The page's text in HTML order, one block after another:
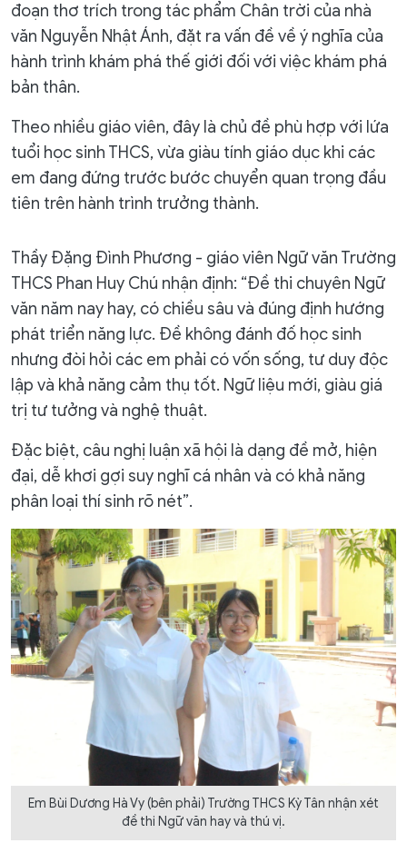
đoạn thơ trích trong tác phẩm Chân trời của nhà
văn Nguyễn Nhật Ánh, đặt ra vấn đề về ý nghĩa của
hành trình khám phá thế giới đối với việc khám phá
bản thân.
Theo nhiều giáo viên, đây là chủ đề phù hợp với lứa
tuổi học sinh THCS, vừa giàu tính giáo dục khi các
em đang đứng trước bước chuyển quan trọng đầu
tiên trên hành trình trưởng thành.
Thầy Đặng Đình Phương - giáo viên Ngữ văn Trường
THCS Phan Huy Chú nhận định: “Đề thi chuyên Ngữ
văn năm nay hay, có chiều sâu và đúng định hướng
phát triển năng lực. Đề không đánh đố học sinh
nhưng đòi hỏi các em phải có vốn sống, tư duy độc
lập và khả năng cảm thụ tốt. Ngữ liệu mới, giàu giá
trị tư tưởng và nghệ thuật.
Đặc biệt, câu nghị luận xã hội là dạng đề mở, hiện
đại, dễ khơi gợi suy nghĩ cá nhân và có khả năng
phân loại thí sinh rõ nét”.
Em Bùi Dương Hà Vy (bên phải) Trường THCS Kỳ Tân nhận xét
đề thi Ngữ văn hay và thú vị.